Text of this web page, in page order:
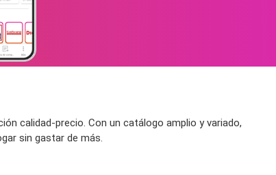
calidad-precio. Con un catálogo amplio y variado,
sin gastar de más.